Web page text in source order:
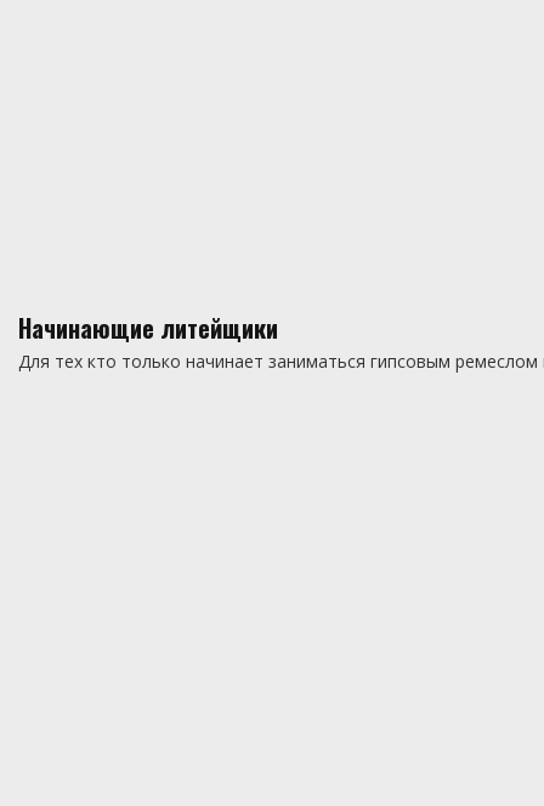
Начинающие литейщики
Для тех кто только начинает заниматься гипсовым